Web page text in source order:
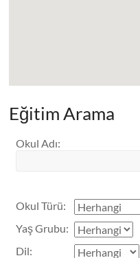
Eğitim Arama
Okul Adı:
Okul Türü:
Yaş Grubu:
Dil: